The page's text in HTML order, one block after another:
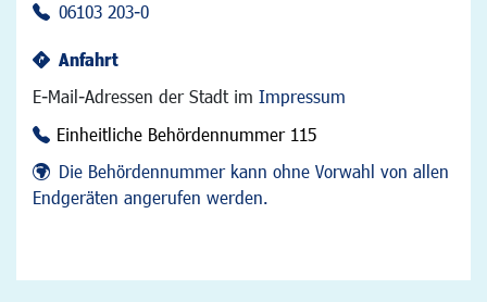
06103 203-0
Anfahrt
E-Mail-Adressen der Stadt im Impressum
Einheitliche Behördennummer 115
Die Behördennummer kann ohne Vorwahl von allen
Endgeräten angerufen werden.